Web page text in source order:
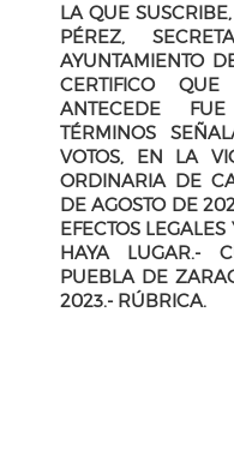
LA QUE
PÉREZ,
AYUNTAMIENTO
CERTIFICO
ANTECEDE
TÉRMINOS
VOTOS, EN LA
ORDINARIA DE
DE AGOSTO DE
EFECTOS
HAYA LUGAR.-
PUEBLA DE
2023.- RÚBRICA.